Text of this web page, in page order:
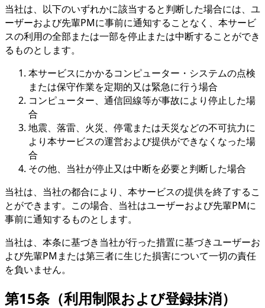
当社は、以下のいずれかに該当すると判断した場合には、ユ
ーザーおよび先輩PMに事前に通知することなく、本サービ
スの利用の全部または一部を停止または中断することができ
るものとします。
本サービスにかかるコンピューター・システムの点検
または保守作業を定期的又は緊急に行う場合
コンピューター、通信回線等が事故により停止した場
合
地震、落雷、火災、停電または天災などの不可抗力に
より本サービスの運営および提供ができなくなった場
合
その他、当社が停止又は中断を必要と判断した場合
当社は、当社の都合により、本サービスの提供を終了するこ
とができます。この場合、当社はユーザーおよび先輩PMに
事前に通知するものとします。
当社は、本条に基づき当社が行った措置に基づきユーザーお
よび先輩PMまたは第三者に生じた損害について一切の責任
を負いません。
第15条（利用制限および登録抹消）